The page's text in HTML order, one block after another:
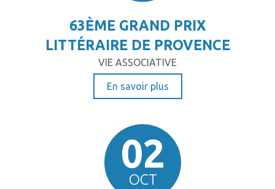
63ÈME GRAND PRIX
LITTÉRAIRE DE PROVENCE
VIE ASSOCIATIVE
En savoir plus
02
OCT